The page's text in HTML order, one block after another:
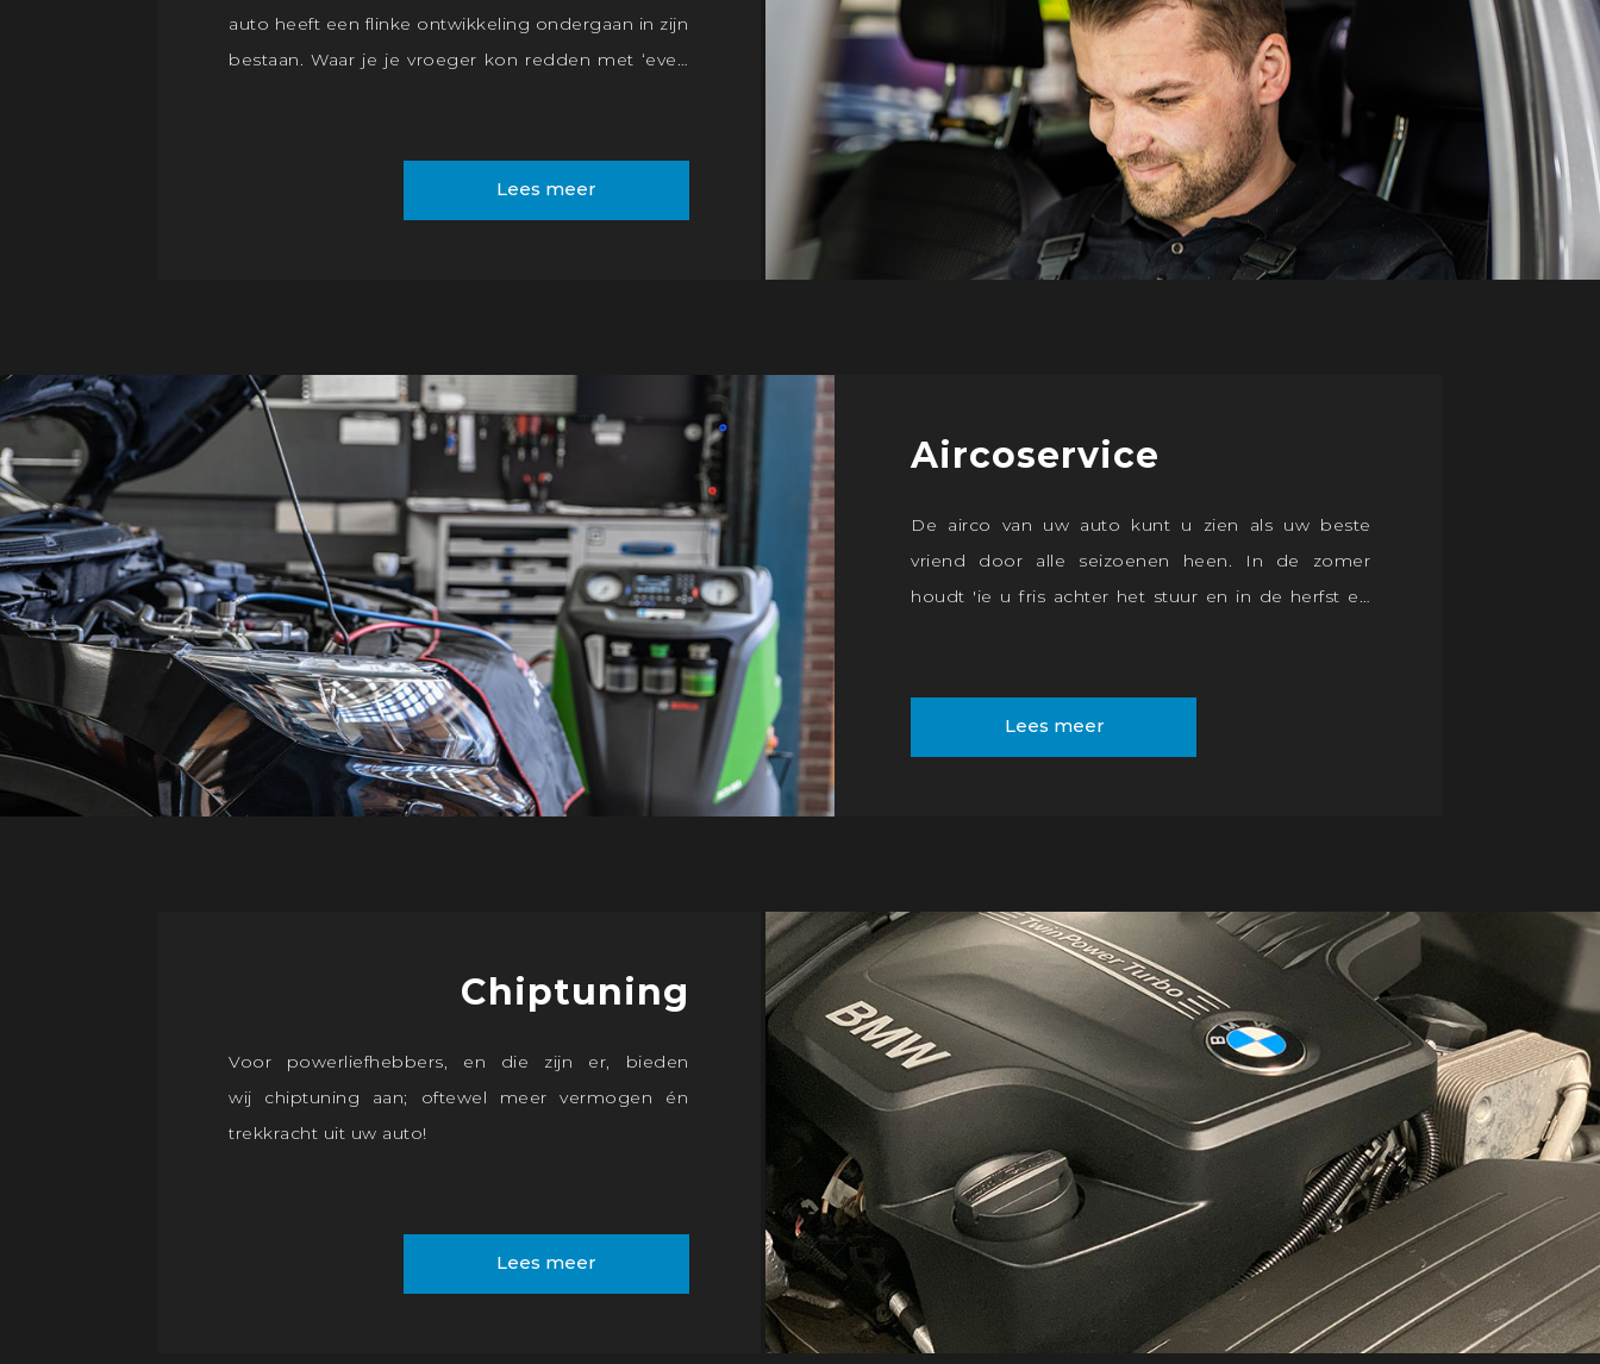
auto heeft een flinke ontwikkeling ondergaan in zijn
bestaan. Waar je je vroeger kon redden met ‘even
oog; diagnose-apparatuur.
Lees meer
Aircoservice
De airco van uw auto kunt u zien als uw beste
vriend door alle seizoenen heen. In de zomer
houdt 'ie u fris achter het stuur en in de herfst en
fris achter het stuur blijft. Het is handig om de airco
het hele jaar door te gebruiken. Zo blijft de airco
Lees meer
Chiptuning
Voor powerliefhebbers, en die zijn er, bieden
wij chiptuning aan; oftewel meer vermogen én
trekkracht uit uw auto!
Lees meer